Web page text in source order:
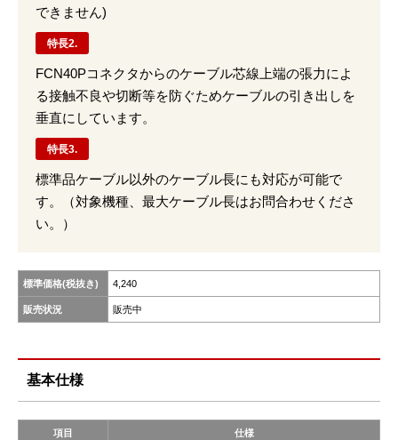
できません)
特長2.
FCN40Pコネクタからのケーブル芯線上端の張力によ
る接触不良や切断等を防ぐためケーブルの引き出しを
垂直にしています。
特長3.
標準品ケーブル以外のケーブル長にも対応が可能で
す。（対象機種、最大ケーブル長はお問合わせくださ
い。）
標準価格(税抜き) 4,240
販売状況 販売中
基本仕様
項目 仕様